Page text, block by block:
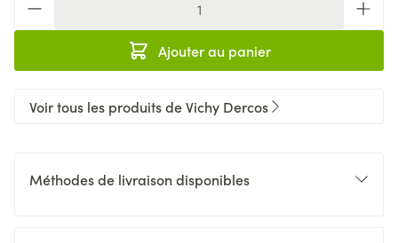
Ajouter au panier
Voir tous les produits de Vichy Dercos
Méthodes de livraison disponibles